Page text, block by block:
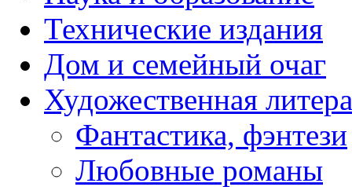
Технические издания
Дом и семейный очаг
Художественная
Фантастика, фэнтези
Любовные романы